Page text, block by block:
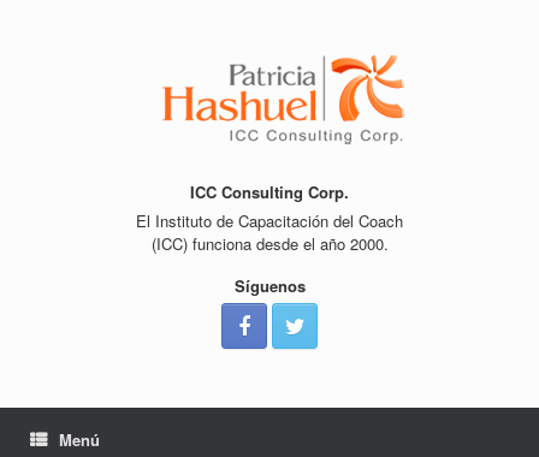
ICC Consulting Corp.
El Instituto de Capacitación del Coach
(ICC) funciona desde el año 2000.
Síguenos
Menú